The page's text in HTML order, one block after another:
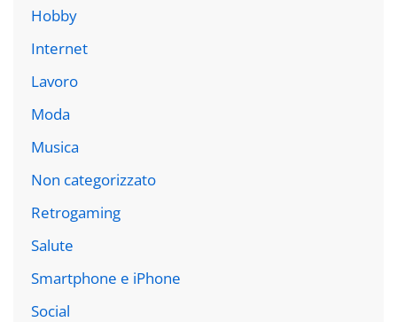
Hobby
Internet
Lavoro
Moda
Musica
Non categorizzato
Retrogaming
Salute
Smartphone e iPhone
Social